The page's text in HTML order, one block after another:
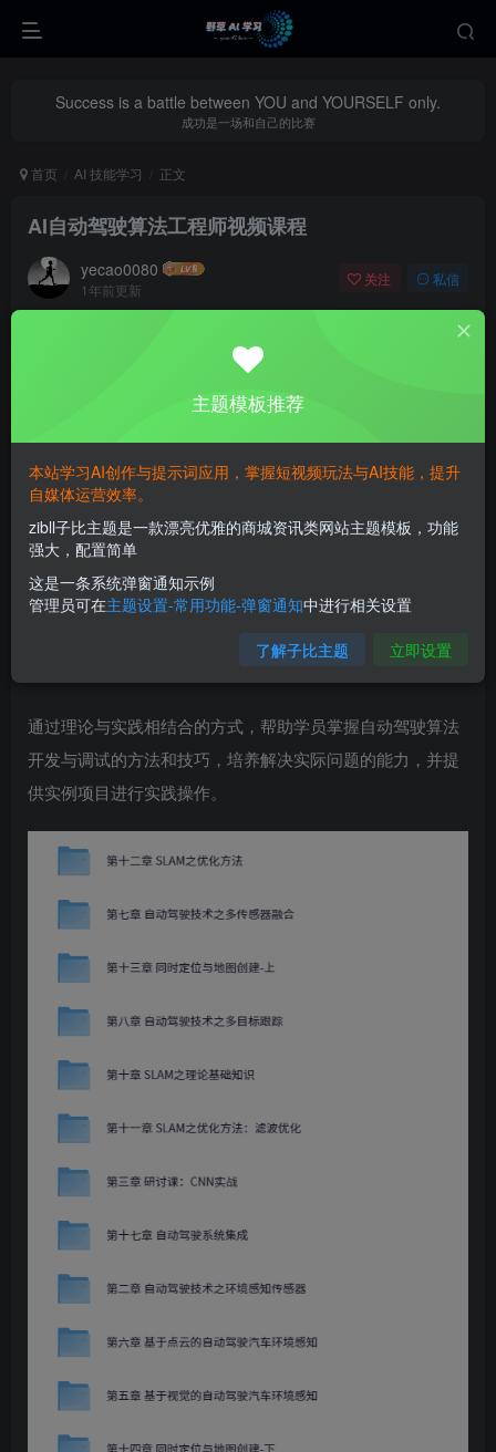
Success is a battle between YOU and YOURSELF only.
成功是一场和自己的比赛
首页 AI 技能学习 正文
AI自动驾驶算法工程师视频课程
yecao0080
1年前更新
关注 私信
这是一门AI自动驾驶算法工程师的视频课程，课程内容包括
通过理论与实践相结合的方式，帮助学员掌握自动驾驶算法
开发与调试的方法和技巧，培养解决实际问题的能力，并提
供实例项目进行实践操作。
主题模板推荐
本站学习AI创作与提示词应用，掌握短视频玩法与AI技能，提升
自媒体运营效率。
zibll子比主题是一款漂亮优雅的商城资讯类网站主题模板，功能
强大，配置简单
这是一条系统弹窗通知示例
管理员可在主题设置-常用功能-弹窗通知中进行相关设置
了解子比主题 立即设置